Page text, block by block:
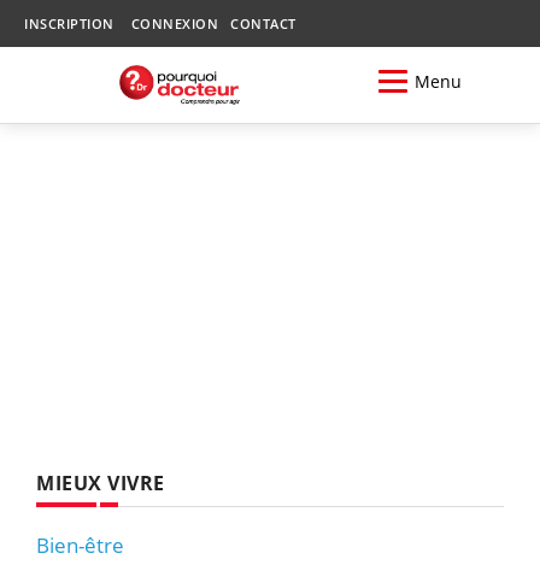
INSCRIPTION CONNEXION CONTACT
Menu
MIEUX VIVRE
Bien-être